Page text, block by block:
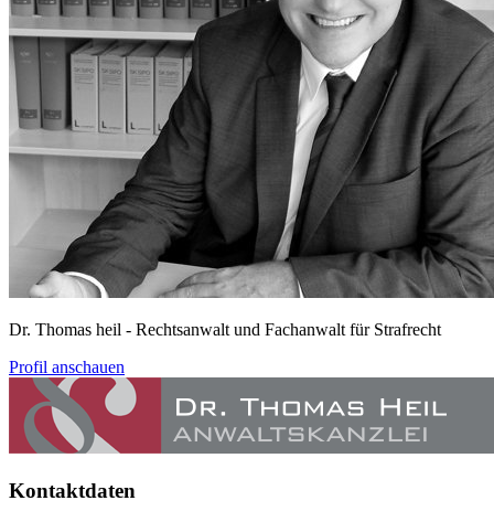
Dr. Thomas heil - Rechtsanwalt und Fachanwalt für Strafrecht
Profil anschauen
Kontaktdaten